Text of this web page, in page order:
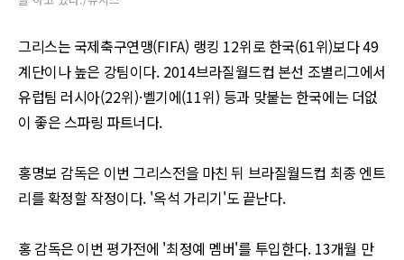
그리스는 국제축구연맹(FIFA) 랭킹 12위로 한국(61위)보다49
계단이나 높은 강팀이다. 2014브라질월드컵 본선 조별리그에서
유럽팀 러시아(22위)·벨기에(11위) 등과 맞붙는 한국에는 더없
이 좋은 스파링 파트너다.
홍명보 감독은 이번 그리스전을 마친 뒤 브라질월드컵 최종 엔트
리를 확정할 작정이다. '옥석 가리기'도 끝난다.
홍 감독은 이번 평가전에 '최정예 멤버'를 투입한다. 13개월 만